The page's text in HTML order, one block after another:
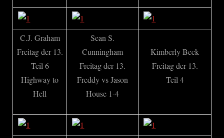
C.J. Graham
Freitag der 13.
Teil 6
Highway to
Hell
Sean S.
Cunningham
Freitag der 13.
Freddy vs Jason
House 1-4
Kimberly Beck
Freitag der 13.
Teil 4